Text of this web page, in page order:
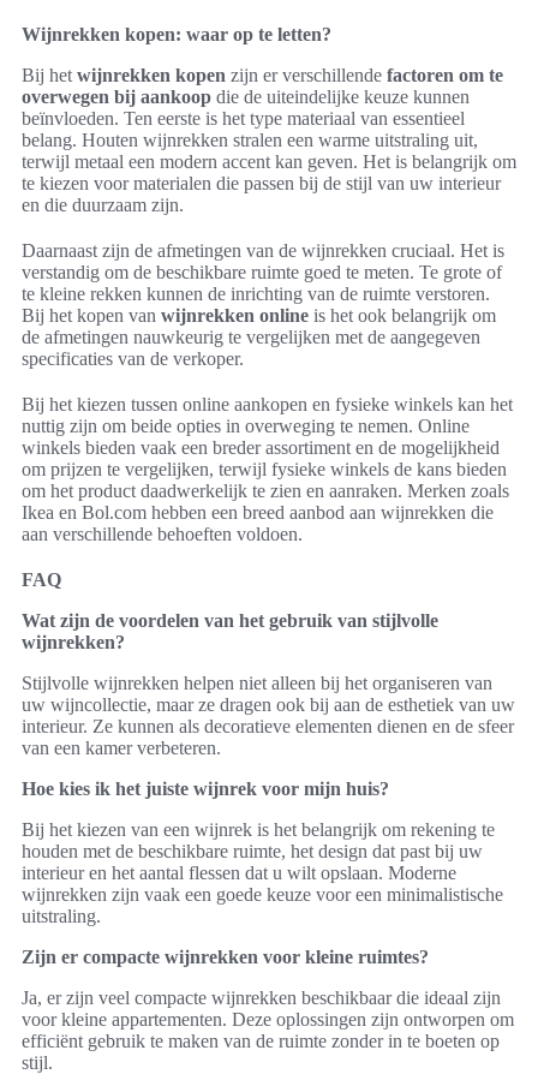
Wijnrekken kopen: waar op te letten?
Bij het wijnrekken kopen zijn er verschillende factoren om te
overwegen bij aankoop die de uiteindelijke keuze kunnen
beïnvloeden. Ten eerste is het type materiaal van essentieel
belang. Houten wijnrekken stralen een warme uitstraling uit,
terwijl metaal een modern accent kan geven. Het is belangrijk om
te kiezen voor materialen die passen bij de stijl van uw interieur
en die duurzaam zijn.
Daarnaast zijn de afmetingen van de wijnrekken cruciaal. Het is
verstandig om de beschikbare ruimte goed te meten. Te grote of
te kleine rekken kunnen de inrichting van de ruimte verstoren.
Bij het kopen van wijnrekken online is het ook belangrijk om
de afmetingen nauwkeurig te vergelijken met de aangegeven
specificaties van de verkoper.
Bij het kiezen tussen online aankopen en fysieke winkels kan het
nuttig zijn om beide opties in overweging te nemen. Online
winkels bieden vaak een breder assortiment en de mogelijkheid
om prijzen te vergelijken, terwijl fysieke winkels de kans bieden
om het product daadwerkelijk te zien en aanraken. Merken zoals
Ikea en Bol.com hebben een breed aanbod aan wijnrekken die
aan verschillende behoeften voldoen.
FAQ
Wat zijn de voordelen van het gebruik van stijlvolle
wijnrekken?
Stijlvolle wijnrekken helpen niet alleen bij het organiseren van
uw wijncollectie, maar ze dragen ook bij aan de esthetiek van uw
interieur. Ze kunnen als decoratieve elementen dienen en de sfeer
van een kamer verbeteren.
Hoe kies ik het juiste wijnrek voor mijn huis?
Bij het kiezen van een wijnrek is het belangrijk om rekening te
houden met de beschikbare ruimte, het design dat past bij uw
interieur en het aantal flessen dat u wilt opslaan. Moderne
wijnrekken zijn vaak een goede keuze voor een minimalistische
uitstraling.
Zijn er compacte wijnrekken voor kleine ruimtes?
Ja, er zijn veel compacte wijnrekken beschikbaar die ideaal zijn
voor kleine appartementen. Deze oplossingen zijn ontworpen om
efficiënt gebruik te maken van de ruimte zonder in te boeten op
stijl.